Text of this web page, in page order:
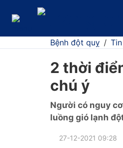
Bệnh đột quỵ /
2 thời
chú ý
Người có nguy
luồng gió lạnh
27-12-2021 09:28